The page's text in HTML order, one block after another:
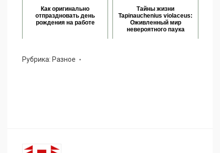
Как оригинально
отпраздновать день
рождения на работе
Тайны жизни
Tapinauchenius violaceus:
Оживленный мир
невероятного паука
Рубрика: Разное